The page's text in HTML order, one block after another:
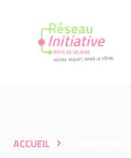
ACCUEIL